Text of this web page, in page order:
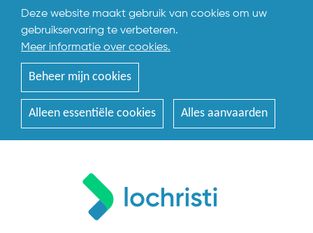
Deze website maakt gebruik van cookies om uw
gebruikservaring te verbeteren.
Meer informatie over cookies.
Beheer mijn cookies
Alleen essentiële cookies Alles aanvaarden